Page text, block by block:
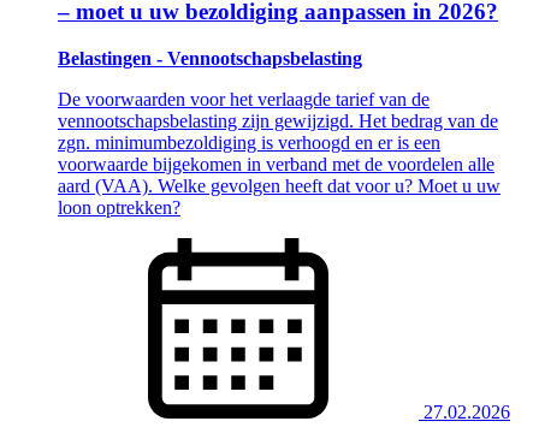
– moet u uw bezoldiging aanpassen in 2026?
Belastingen - Vennootschapsbelasting
De voorwaarden voor het verlaagde tarief van de
vennootschapsbelasting zijn gewijzigd. Het bedrag van de
zgn. minimumbezoldiging is verhoogd en er is een
voorwaarde bijgekomen in verband met de voordelen alle
aard (VAA). Welke gevolgen heeft dat voor u? Moet u uw
loon optrekken?
27.02.2026